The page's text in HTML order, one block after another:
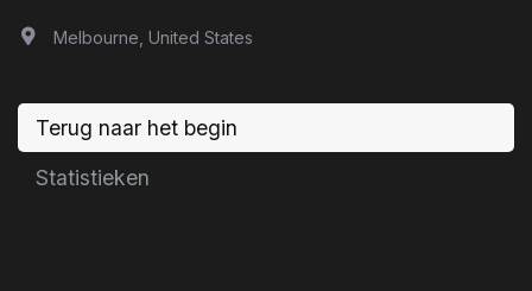
Melbourne, United States
Terug naar het begin
Statistieken